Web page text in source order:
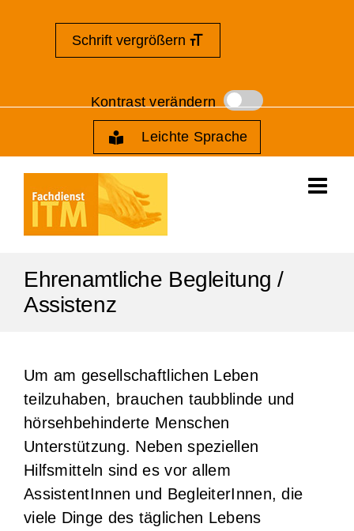
springen
Navigation
springen
springen
Schrift vergrößern
Leichte Sprache
Ehrenamtliche Begleitung /
Assistenz
Um am gesellschaftlichen Leben
teilzuhaben, brauchen taubblinde und
hörsehbehinderte Menschen
Unterstützung. Neben speziellen
Hilfsmitteln sind es vor allem
AssistentInnen und BegleiterInnen, die
viele Dinge des täglichen Lebens